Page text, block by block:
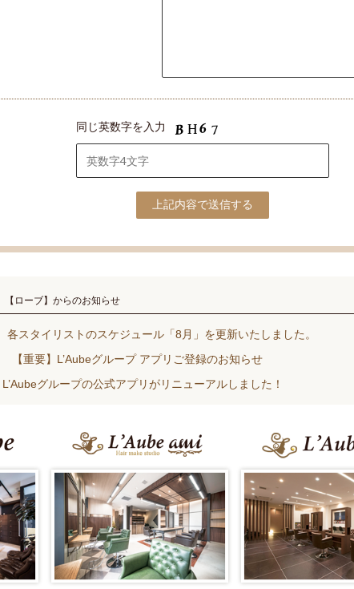
同じ英数字を入力
【ローブ】からのお知らせ
各スタイリストのスケジュール「8月」を更新いたしました。
【重要】L’Aubeグループ アプリご登録のお知らせ
L’Aubeグループの公式アプリがリニューアルしました！
ReFa CARAT【リファカラット】各店にてご購入が可能です！